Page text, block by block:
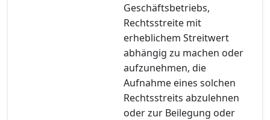
Geschäftsbetriebs,
Rechtsstreite mit
erheblichem Streitwert
abhängig zu machen oder
aufzunehmen, die
Aufnahme eines solchen
Rechtsstreits abzulehnen
oder zur Beilegung oder